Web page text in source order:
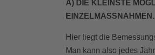
A) DIE KLEINSTE
EINZELMASSNAHMEN.
Hier liegt die
Man kann also jedes